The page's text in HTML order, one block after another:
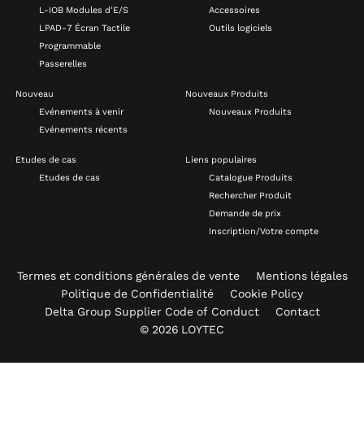
L-IOB Modules d'E/S
LPAD-7 Écran Tactile
Programmable
Passerelles
Accessoires
Outils logiciels
Nouveau
Evénements à venir
Evénements récents
Nouveaux Produits
Nouveaux Produits
Etudes de cas
Etudes de cas
Liens populaires
Catalogue Produits
Rechercher Produit
Demande de prix
Inscription/Votre compte
Termes et conditions générales de vente
Mentions légales
Politique de Confidentialité
Cookie Policy
Delta Group Supplier Code of Conduct
Contact
© 2026 LOYTEC